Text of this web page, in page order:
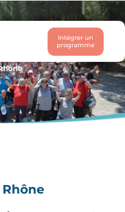
Intégrer un
programme